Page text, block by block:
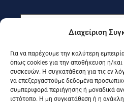
Διαχείριση
Για να παρέχουμε την καλύτερη
όπως cookies για την αποθήκευση ή/
συσκευών. Η συγκατάθεση για τις εν
να επεξεργαστούμε δεδομένα
συμπεριφορά περιήγησης ή μοναδικά
ιστότοπο. Η μη συγκατάθεση ή η
Εγγραφή
Ακολουθήστε μας στα